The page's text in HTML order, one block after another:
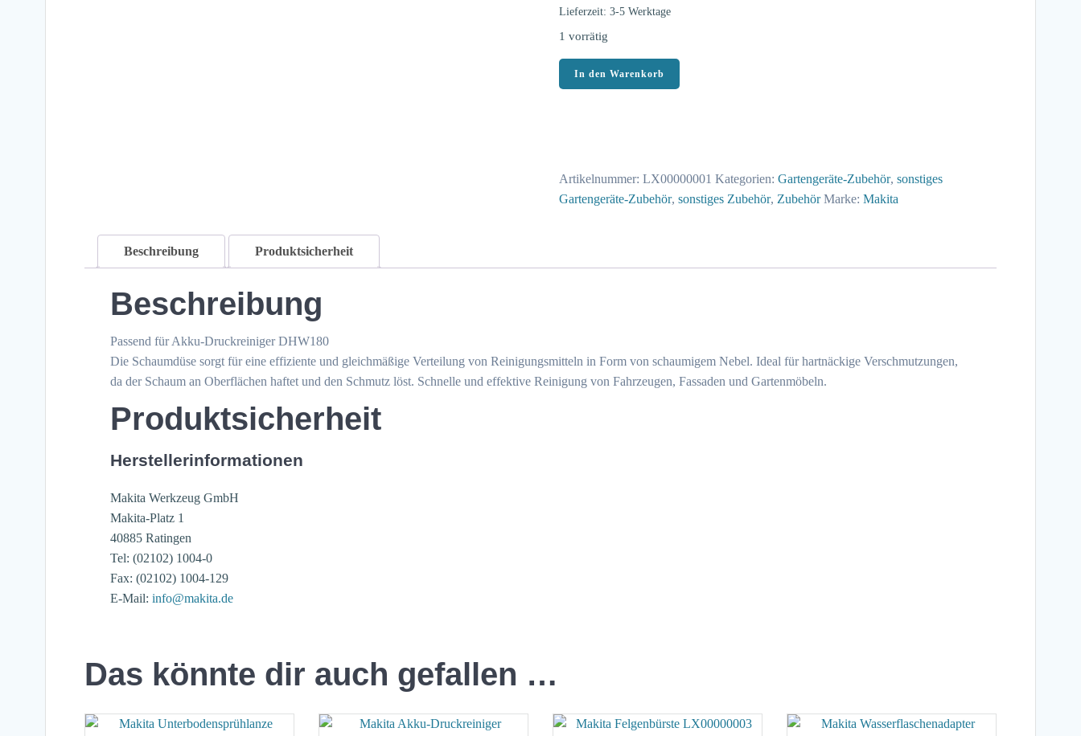
Lieferzeit: 3-5 Werktage
1 vorrätig
Makita
Schaumdüse
DHW180
In den Warenkorb
Artikelnummer: LX00000001 Kategorien: Gartengeräte-Zubehör, sonstiges
Gartengeräte-Zubehör, sonstiges Zubehör, Zubehör Marke: Makita
Beschreibung Produktsicherheit
Beschreibung
Passend für Akku-Druckreiniger DHW180
Die Schaumdüse sorgt für eine effiziente und gleichmäßige Verteilung von Reinigungsmitteln in Form von schaumigem Nebel. Ideal für hartnäckige Verschmutzungen,
da der Schaum an Oberflächen haftet und den Schmutz löst. Schnelle und effektive Reinigung von Fahrzeugen, Fassaden und Gartenmöbeln.
Produktsicherheit
Herstellerinformationen
Makita Werkzeug GmbH
Makita-Platz 1
40885 Ratingen
Tel: (02102) 1004-0
Fax: (02102) 1004-129
E-Mail: info@makita.de
Das könnte dir auch gefallen …